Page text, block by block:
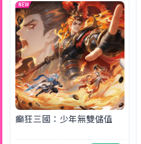
NEW
癲狂三國：少年無雙儲值